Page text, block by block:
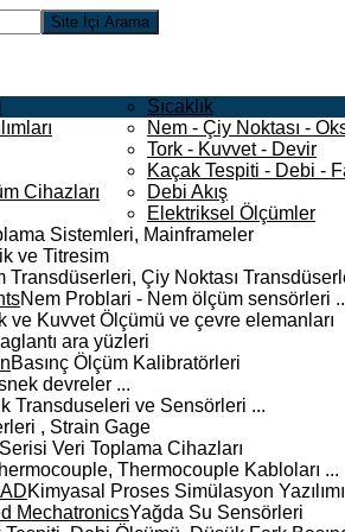
Cihazları
Sıcaklık
Nem - Çiy Noktası -
Tork - Kuvvet - Devir
Kaçak Tespiti - Debi -
Debi Akış
Elektriksel Ölçümler
Sistemleri, Mainframeler
ve Titresim
Transdüserleri, Çiy Noktası
Nem Problari - Nem ölçüm sensörleri
ve Kuvvet Ölçümü ve çevre elemanları
ara yüzleri
Basınç Ölçüm Kalibratörleri
devreler ...
Transduseleri ve Sensörleri ...
, Strain Gage
Veri Toplama Cihazları
Thermocouple Kabloları ...
Kimyasal Proses Simülasyon Yazılımı
MechatronicsYağda Su Sensörleri